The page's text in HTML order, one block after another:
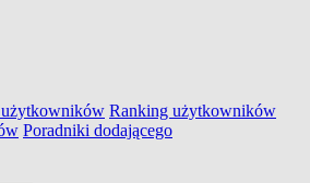
Ranking użytkowników
Poradniki dodającego